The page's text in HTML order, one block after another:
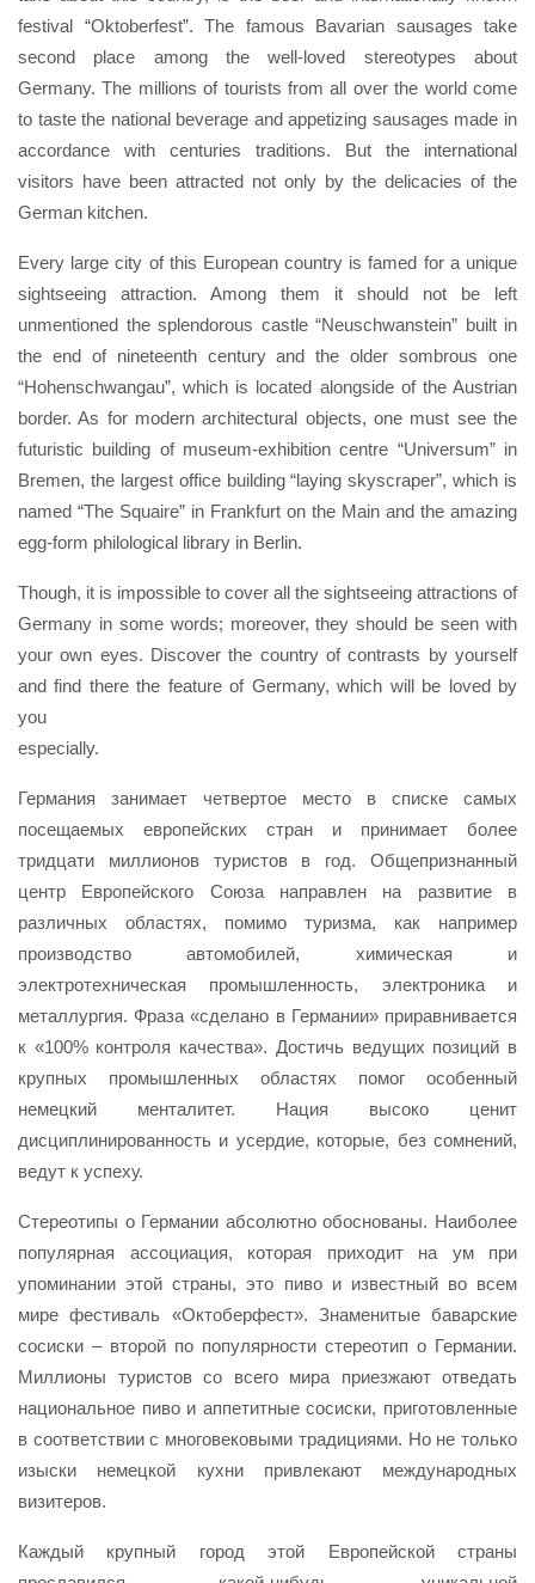
festival “Oktoberfest”. The famous Bavarian sausages take
second place among the well-loved stereotypes about
Germany. The millions of tourists from all over the world come
to taste the national beverage and appetizing sausages made in
accordance with centuries traditions. But the international
visitors have been attracted not only by the delicacies of the
German kitchen.
Every large city of this European country is famed for a unique
sightseeing attraction. Among them it should not be left
unmentioned the splendorous castle “Neuschwanstein” built in
the end of nineteenth century and the older sombrous one
“Hohenschwangau”, which is located alongside of the Austrian
border. As for modern architectural objects, one must see the
futuristic building of museum-exhibition centre “Universum” in
Bremen, the largest office building “laying skyscraper”, which is
named “The Squaire” in Frankfurt on the Main and the amazing
egg-form philological library in Berlin.
Though, it is impossible to cover all the sightseeing attractions of
Germany in some words; moreover, they should be seen with
your own eyes. Discover the country of contrasts by yourself
and find there the feature of Germany, which will be loved by
you
Германия занимает четвертое место в списке самых
посещаемых европейских стран и принимает более
тридцати миллионов туристов в год. Общепризнанный
центр Европейского Союза направлен на развитие в
различных областях, помимо туризма, как например
производство автомобилей, химическая и
электротехническая промышленность, электроника и
металлургия. Фраза «сделано в Германии» приравнивается
к «100% контроля качества». Достичь ведущих позиций в
крупных промышленных областях помог особенный
немецкий менталитет. Нация высоко ценит
дисциплинированность и усердие, которые, без сомнений,
ведут к успеху.
Стереотипы о Германии абсолютно обоснованы. Наиболее
популярная ассоциация, которая приходит на ум при
упоминании этой страны, это пиво и известный во всем
мире фестиваль «Октоберфест». Знаменитые баварские
сосиски – второй по популярности стереотип о Германии.
Миллионы туристов со всего мира приезжают отведать
национальное пиво и аппетитные сосиски, приготовленные
в соответствии с многовековыми традициями. Но не только
изыски немецкой кухни привлекают международных
визитеров.
Каждый крупный город этой Европейской страны